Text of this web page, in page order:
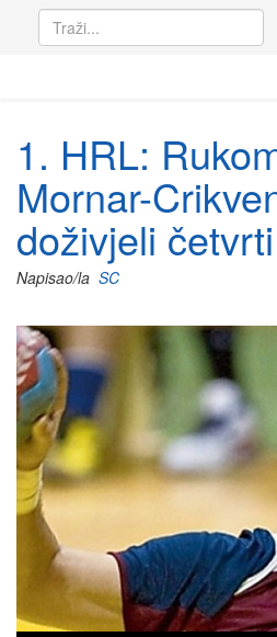
1. HRL:
Mornar-
doživjeli
Napisao/la SC